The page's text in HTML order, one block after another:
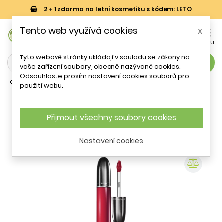
2 + 1 zdarma na letní kosmetiku s kódem: LETO

Menu
search
Krémové rtěnky
Lip Colour) MAC Cosmetics / Odstín:
Metallics Gemz & Roses - 5 ml
Tento web využívá cookies x
Tyto webové stránky ukládají v souladu se zákony na
vaše zařízení soubory, obecně nazývané cookies.
Odsouhlaste prosím nastavení cookies souborů pro
použití webu.
Přijmout všechny soubory cookies
Nastavení cookies